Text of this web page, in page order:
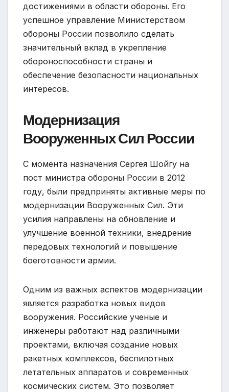
достижениями в области обороны. Его
успешное управление Министерством
обороны России позволило сделать
значительный вклад в укрепление
обороноспособности страны и
обеспечение безопасности национальных
интересов.
Модернизация
Вооруженных Сил России
С момента назначения Сергея Шойгу на
пост министра обороны России в 2012
году, были предприняты активные меры по
модернизации Вооруженных Сил. Эти
усилия направлены на обновление и
улучшение военной техники, внедрение
передовых технологий и повышение
боеготовности армии.
Одним из важных аспектов модернизации
является разработка новых видов
вооружения. Российские ученые и
инженеры работают над различными
проектами, включая создание новых
ракетных комплексов, беспилотных
летательных аппаратов и современных
космических систем. Это позволяет